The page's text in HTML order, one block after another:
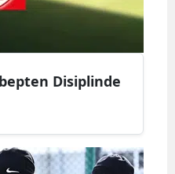
Kilis
Osmaniye
Disiplinde